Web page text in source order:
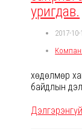
уригдав.
2017-10-
хөдөлмөр
байдлын
Дэлгэрэнгүй